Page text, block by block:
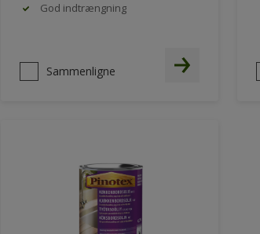
God indtrængning
Sammenligne